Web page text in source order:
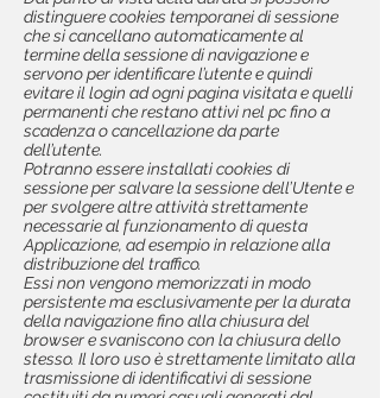
distinguere cookies temporanei di sessione
che si cancellano automaticamente al
termine della sessione di navigazione e
servono per identificare l’utente e quindi
evitare il login ad ogni pagina visitata e quelli
permanenti che restano attivi nel pc fino a
scadenza o cancellazione da parte
dell’utente.
Potranno essere installati cookies di
sessione per salvare la sessione dell’Utente e
per svolgere altre attività strettamente
necessarie al funzionamento di questa
Applicazione, ad esempio in relazione alla
distribuzione del traffico.
Essi non vengono memorizzati in modo
persistente ma esclusivamente per la durata
della navigazione fino alla chiusura del
browser e svaniscono con la chiusura dello
stesso. Il loro uso è strettamente limitato alla
trasmissione di identificativi di sessione